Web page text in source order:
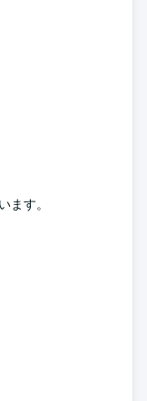
ます。